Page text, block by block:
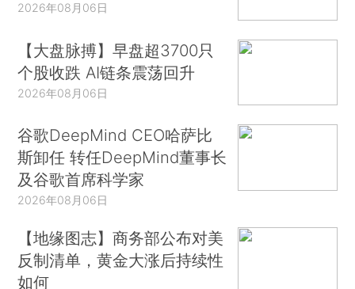
2026年08月06日
【大盘脉搏】早盘超3700只
个股收跌 AI链条震荡回升
2026年08月06日
谷歌DeepMind CEO哈萨比
斯卸任 转任DeepMind董事长
及谷歌首席科学家
2026年08月06日
【地缘图志】商务部公布对美
反制清单，黄金大涨后持续性
如何